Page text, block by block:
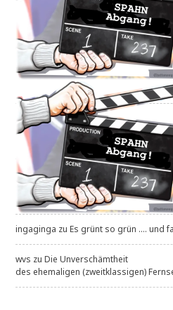
ingaginga zuEs grünt so grün .... und
wvs zuDie Unverschämtheit
des ehemaligen (zweitklassigen)